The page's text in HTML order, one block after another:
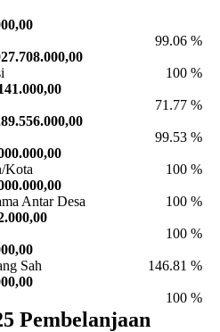
99.06 %
100 %
71.77 %
99.53 %
100 %
Kota
100 %
Antar Desa
100 %
146.81 %
Sah
100 %
Pembelanjaan